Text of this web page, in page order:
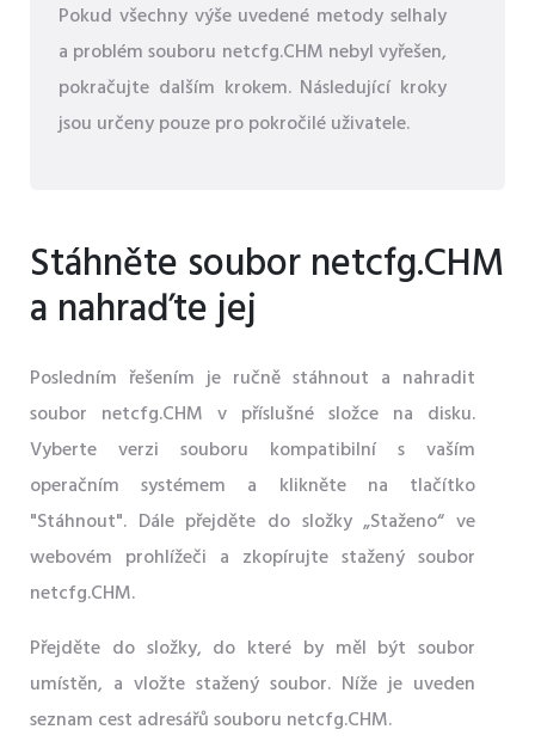
Pokud všechny výše uvedené metody selhaly
a problém souboru netcfg.CHM nebyl vyřešen,
pokračujte dalším krokem. Následující kroky
jsou určeny pouze pro pokročilé uživatele.
Stáhněte soubor netcfg.CHM
a nahraďte jej
Posledním řešením je ručně stáhnout a nahradit
soubor netcfg.CHM v příslušné složce na disku.
Vyberte verzi souboru kompatibilní s vaším
operačním systémem a klikněte na tlačítko
"Stáhnout". Dále přejděte do složky „Staženo“ ve
webovém prohlížeči a zkopírujte stažený soubor
netcfg.CHM.
Přejděte do složky, do které by měl být soubor
umístěn, a vložte stažený soubor. Níže je uveden
seznam cest adresářů souboru netcfg.CHM.